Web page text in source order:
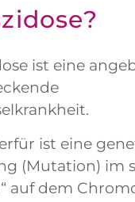
ist eine
ist eine
(Mutation) im
auf dem